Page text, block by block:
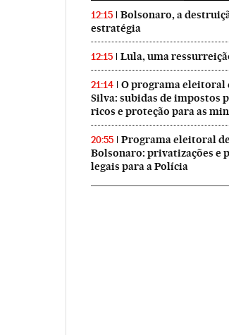
12:15
Bolsonaro, a
estratégia
12:15 Lula, uma
21:14
O programa eleitoral
Silva: subidas de impostos
ricos e proteção para as
20:55
Programa eleitoral
Bolsonaro: privatizações e
legais para a Polícia